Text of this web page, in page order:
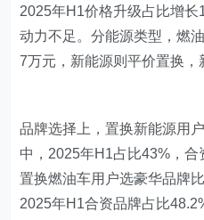
2025年H1价格升级占比增
动力不足。分能源类型，燃
7万元，新能源则平价置换，
品牌选择上，置换新能源用
中，2025年H1占比43%，合
置换燃油车用户选豪华品牌
2025年H1合资品牌占比